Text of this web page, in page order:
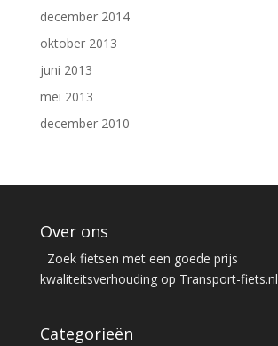
december 2014
oktober 2013
juni 2013
mei 2013
december 2010
Over ons
Zoek fietsen met een goede prijs
kwaliteitsverhouding op Transport-fiets.nl
Categorieën